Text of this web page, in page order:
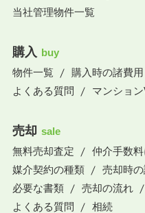
当社管理物件一覧
購入 buy
物件一覧
購入時の諸費用
よくある質問
マンショ
売却 sale
無料売却査定
仲介手数
媒介契約の種類
売却時
必要な書類
売却の流れ
よくある質問
相続